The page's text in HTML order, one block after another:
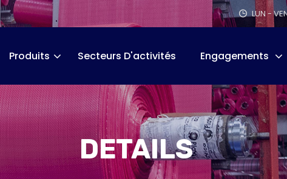
LUN -
Produits Secteurs D'activités Engagements
DETAILS